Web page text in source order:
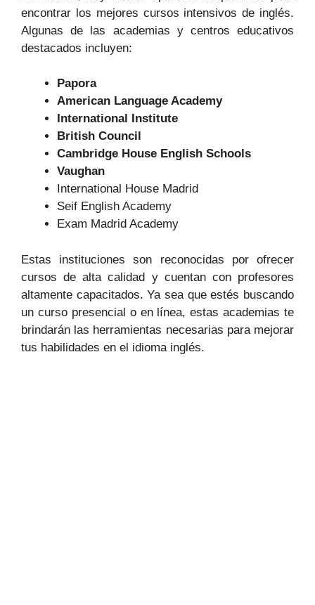
encontrar los mejores cursos intensivos de inglés.
Algunas de las academias y centros educativos
destacados incluyen:
Papora
American Language Academy
International Institute
British Council
Cambridge House English Schools
Vaughan
International House Madrid
Seif English Academy
Exam Madrid Academy
Estas instituciones son reconocidas por ofrecer
cursos de alta calidad y cuentan con profesores
altamente capacitados. Ya sea que estés buscando
un curso presencial o en línea, estas academias te
brindarán las herramientas necesarias para mejorar
tus habilidades en el idioma inglés.